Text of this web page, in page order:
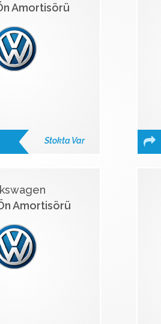
Amortisörü
Stokta Var
Amortisörü